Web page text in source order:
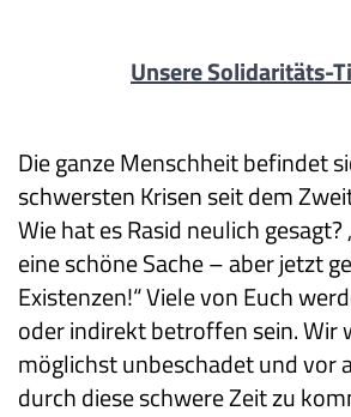
Unsere Solidaritäts-
Die ganze Menschheit befindet
schwersten Krisen seit dem
Wie hat es Rasid neulich
eine schöne Sache – aber jetzt
Existenzen!“ Viele von Euch
oder indirekt betroffen sein. Wir
möglichst unbeschadet und vor
durch diese schwere Zeit zu